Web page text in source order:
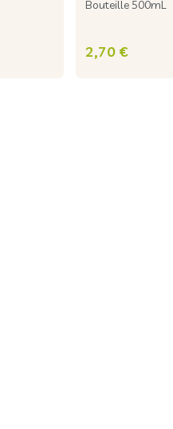
Bouteille 500mL
2,70 €